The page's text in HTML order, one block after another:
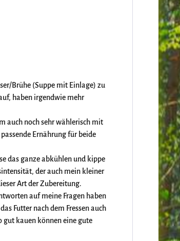
Brühe (Suppe mit Einlage) zu
haben irgendwie mehr
auch noch sehr wählerisch mit
Ernährung für beide
das ganze abkühlen und kippe
der auch mein kleiner
Art der Zubereitung.
auf meine Fragen haben
Futter nach dem Fressen auch
gut kauen können eine gute